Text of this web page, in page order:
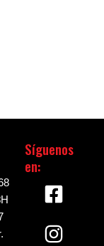
Síguenos
en:
F
a
c
I
n
s